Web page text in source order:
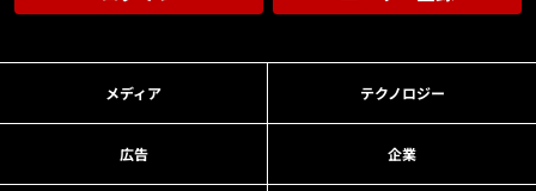
メディア テクノロジー
広告 企業